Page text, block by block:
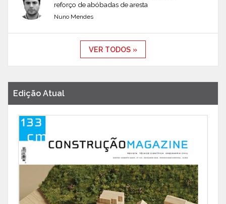
reforço de abóbadas de aresta
Nuno Mendes
VER TODOS »
Edição Atual